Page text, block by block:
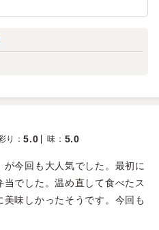
り ：5.0 味 ： 5.0
今回も大人気でした。最初に
でした。温め直して食べたス
味しかったそうです。今回も